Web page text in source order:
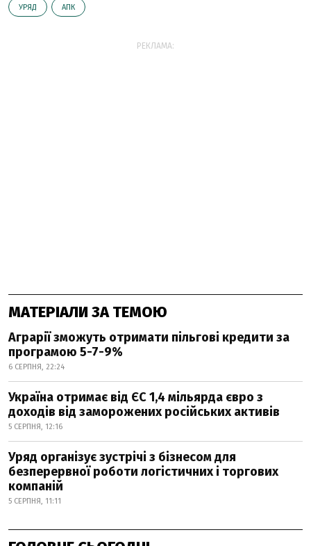
УРЯД АПК
РЕКЛАМА:
МАТЕРІАЛИ ЗА ТЕМОЮ
Аграрії зможуть отримати пільгові кредити за
програмою 5-7-9%
6 СЕРПНЯ, 22:24
Україна отримає від ЄС 1,4 мільярда євро з
доходів від заморожених російських активів
5 СЕРПНЯ, 12:16
Уряд організує зустрічі з бізнесом для
безперервної роботи логістичних і торгових
компаній
5 СЕРПНЯ, 11:11